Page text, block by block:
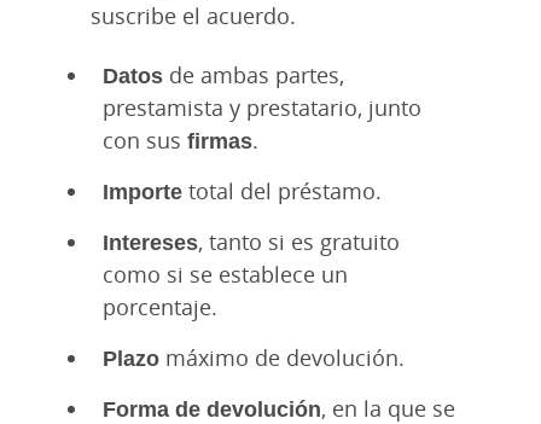
suscribe el acuerdo.
Datos de ambas partes,
prestamista y prestatario, junto
con sus firmas.
Importe total del préstamo.
Intereses, tanto si es gratuito
como si se establece un
porcentaje.
Plazo máximo de devolución.
Forma de devolución, en la que se